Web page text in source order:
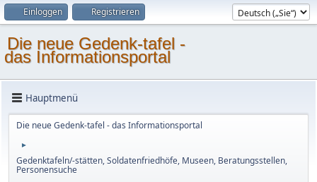
Einloggen Registrieren
Die neue Gedenk-tafel -
das Informationsportal
Hauptmenü
Die neue Gedenk-tafel - das Informationsportal
►
Gedenktafeln/-stätten, Soldatenfriedhöfe, Museen, Beratungsstellen,
Personensuche